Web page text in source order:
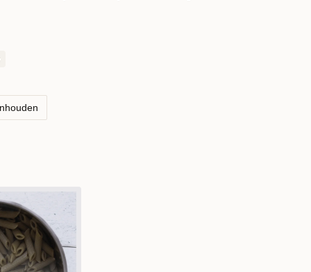
nog gezonder en kleurrijker! Geniet ervan!